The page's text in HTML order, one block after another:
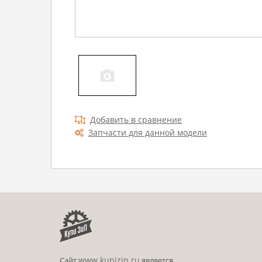
Добавить в сравнение
Запчасти для данной модели